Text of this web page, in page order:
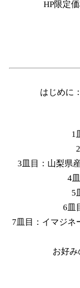
HP限定
はじめに
1皿
3皿目：山梨県
4
5
6皿
7皿目：イマジ
お好